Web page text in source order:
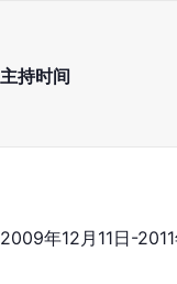
主持时间
2009年12月11日-